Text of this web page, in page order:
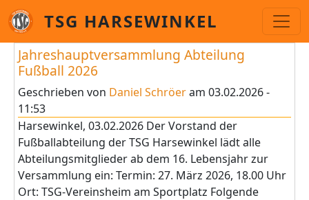
Direkt zum Inhalt
TSG HARSEWINKEL
Jahreshauptversammlung Abteilung
Fußball 2026
Geschrieben von Daniel Schröeram 03.02.2026 -
11:53
Harsewinkel, 03.02.2026 Der Vorstand der
Fußballabteilung der TSG Harsewinkel lädt alle
Abteilungsmitglieder ab dem 16. Lebensjahr zur
Versammlung ein: Termin: 27. März 2026, 18.00 Uhr
Ort: TSG-Vereinsheim am Sportplatz Folgende